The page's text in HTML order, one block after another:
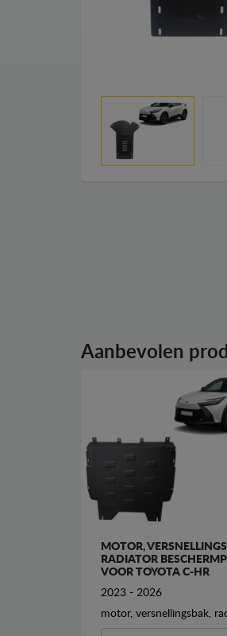
Aanbevolen
MOTOR,
RADIATOR
VOOR TOYOTA C-HR
2023 - 2026
motor, versnellingsbak,